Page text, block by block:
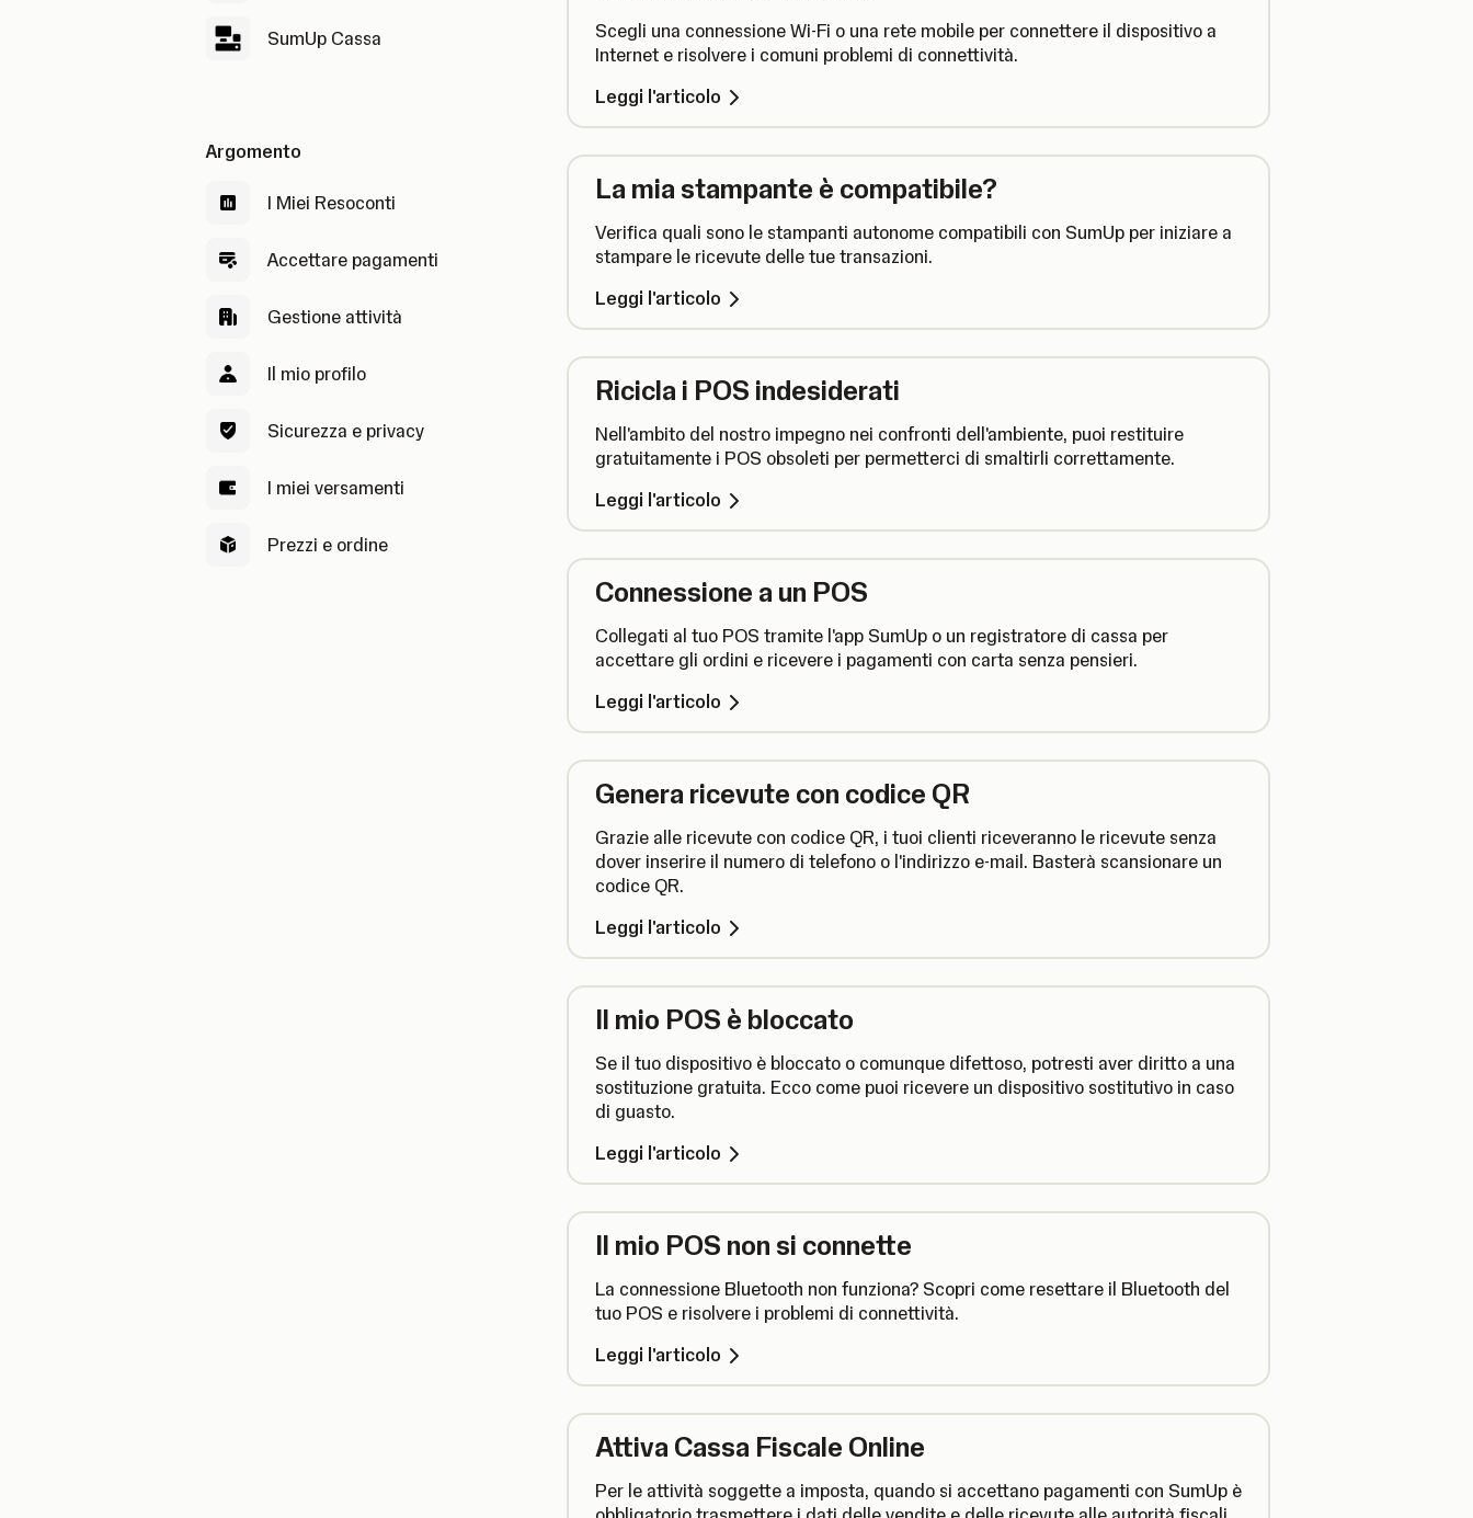
SumUp Cassa
Argomento
I Miei Resoconti
Accettare pagamenti
Gestione attività
Il mio profilo
Sicurezza e privacy
I miei versamenti
Prezzi e ordine
Scegli una connessione Wi-Fi o una rete mobile per connettere il dispositivo a
Internet e risolvere i comuni problemi di connettività.
Leggi l'articolo
La mia stampante è compatibile?
Verifica quali sono le stampanti autonome compatibili con SumUp per iniziare a
stampare le ricevute delle tue transazioni.
Leggi l'articolo
Ricicla i POS indesiderati
Nell'ambito del nostro impegno nei confronti dell'ambiente, puoi restituire
gratuitamente i POS obsoleti per permetterci di smaltirli correttamente.
Leggi l'articolo
Connessione a un POS
Collegati al tuo POS tramite l'app SumUp o un registratore di cassa per
accettare gli ordini e ricevere i pagamenti con carta senza pensieri.
Leggi l'articolo
Genera ricevute con codice QR
Grazie alle ricevute con codice QR, i tuoi clienti riceveranno le ricevute senza
dover inserire il numero di telefono o l'indirizzo e-mail. Basterà scansionare un
codice QR.
Leggi l'articolo
Il mio POS è bloccato
Se il tuo dispositivo è bloccato o comunque difettoso, potresti aver diritto a una
sostituzione gratuita. Ecco come puoi ricevere un dispositivo sostitutivo in caso
di guasto.
Leggi l'articolo
Il mio POS non si connette
La connessione Bluetooth non funziona? Scopri come resettare il Bluetooth del
tuo POS e risolvere i problemi di connettività.
Leggi l'articolo
Attiva Cassa Fiscale Online
Per le attività soggette a imposta, quando si accettano pagamenti con SumUp è